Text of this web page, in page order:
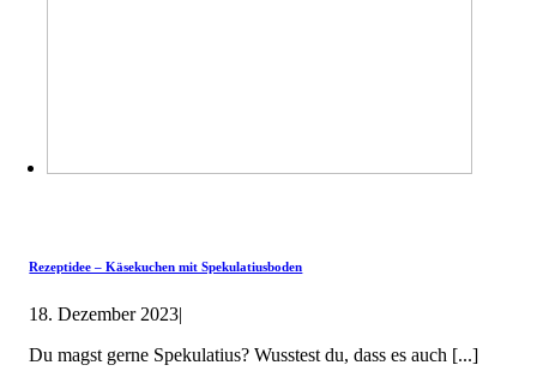
Rezeptidee – Käsekuchen mit Spekulatiusboden
18. Dezember 2023|
Du magst gerne Spekulatius? Wusstest du, dass es auch [...]